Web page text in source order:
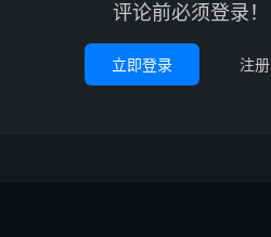
评论前必须登录！
立即登录 注册